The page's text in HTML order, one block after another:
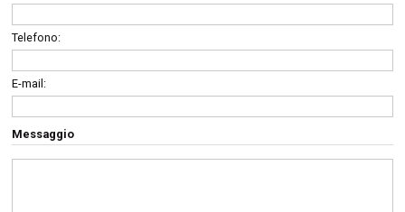
Telefono:
E-mail:
Messaggio